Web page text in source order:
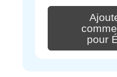
pour